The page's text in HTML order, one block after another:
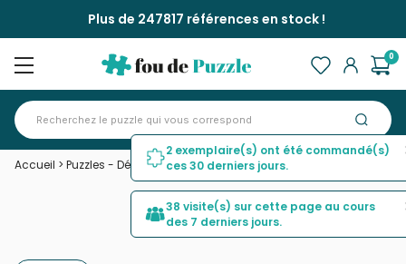
Plus de 247817 références en stock !
0
Accueil > Puzzles - Déco et Objets> Orange Kitchen
2 exemplaire(s) ont été commandé(s)
ces 30 derniers jours.
38 visite(s) sur cette page au cours
des 7 derniers jours.